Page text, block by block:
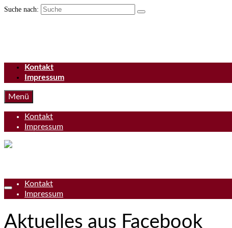
Suche nach:
Kontakt
Impressum
Menü
Kontakt
Impressum
Kontakt
Impressum
Aktuelles aus Facebook